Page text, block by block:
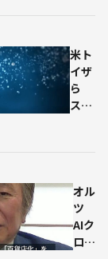
のコ
ンテ
ンツ
の
発言
で議
論を
巻き
米ト
イザ
ら
ス
CM
を発
表す
るも
オル
ツ
AIク
ロー